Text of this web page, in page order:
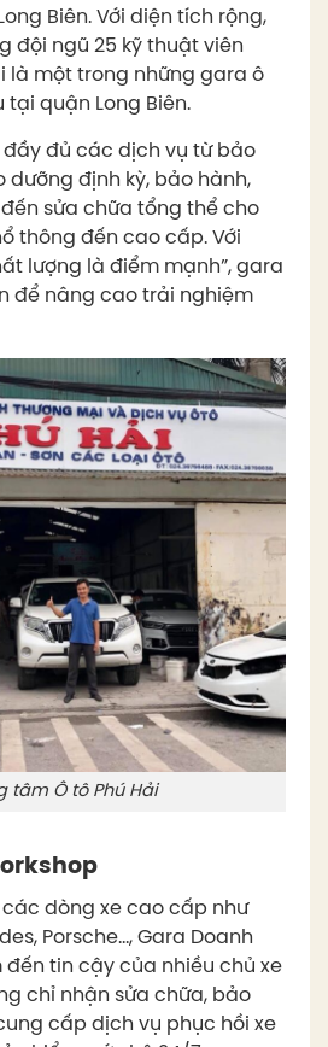
Biên. Với diện tích rộng,
đội ngũ 25 kỹ thuật viên
là một trong những gara ô
quận Long Biên.
đầy đủ các dịch vụ từ bảo
dưỡng định kỳ, bảo hành,
sửa chữa tổng thể cho
thông đến cao cấp. Với
lượng là điểm mạnh”, gara
để nâng cao trải nghiệm
tâm Ô tô Phú Hải
dòng xe cao cấp như
Porsche…, Gara Doanh
đến tin cậy của nhiều chủ xe
chỉ nhận sửa chữa, bảo
cấp dịch vụ phục hồi xe